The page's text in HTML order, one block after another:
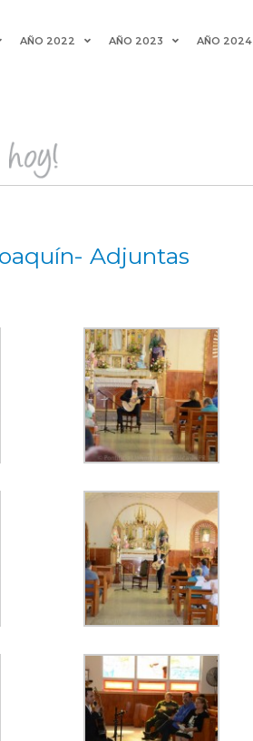
AÑO 2022 AÑO 2023 AÑO 2024
Adjuntas